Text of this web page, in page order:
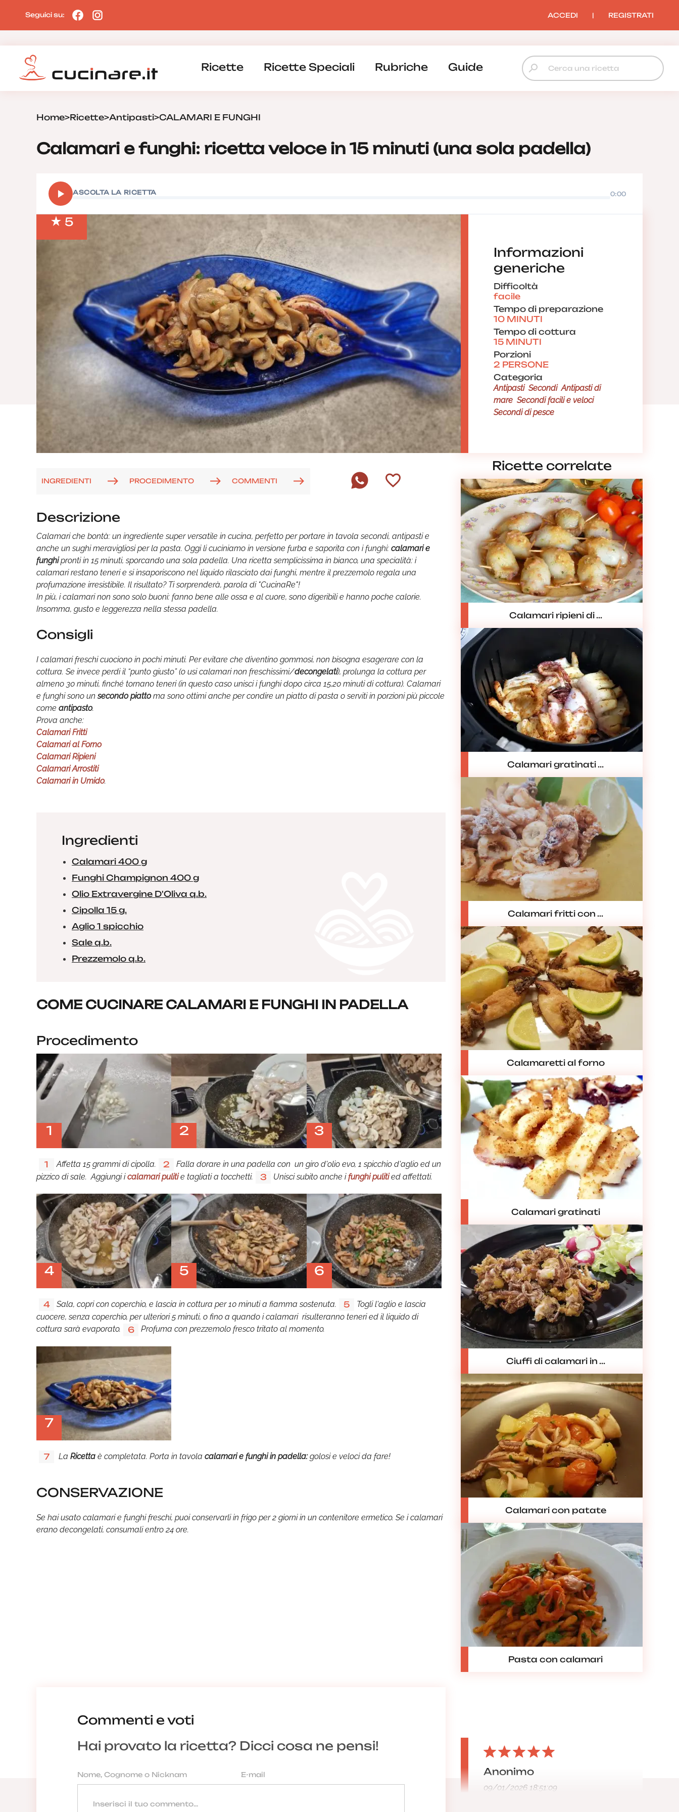
Seguici su: ACCEDI | REGISTRATI
Ricette Ricette Speciali Rubriche Guide
Home>Ricette>Antipasti>CALAMARI E FUNGHI
Calamari e funghi: ricetta veloce in 15 minuti (una sola padella)
▶ ASCOLTA LA RICETTA 0:00
5
Informazioni
generiche
Difficoltà
facile
Tempo di preparazione
10 MINUTI
Tempo di cottura
15 MINUTI
Porzioni
2 PERSONE
Categoria
Antipasti Secondi Antipasti di
mare Secondi facili e veloci
Secondi di pesce
INGREDIENTI PROCEDIMENTO COMMENTI
Descrizione
Calamari che bontà: un ingrediente super versatile in cucina, perfetto per portare in tavola secondi, antipasti e
anche un sughi meravigliosi per la pasta. Oggi li cuciniamo in versione furba e saporita con i funghi: calamari e
funghipronti in 15 minuti, sporcando una sola padella. Una ricetta semplicissima in bianco, una specialità: i
calamari restano teneri e si insaporiscono nel liquido rilasciato dai funghi, mentre il prezzemolo regala una
profumazione irresistibile. Il risultato? Ti sorprenderà, parola di "CucinaRe"!
In più, i calamari non sono solo buoni: fanno bene alle ossa e al cuore, sono digeribili e hanno poche calorie.
Insomma, gusto e leggerezza nella stessa padella.
Consigli
I calamari freschi cuociono in pochi minuti. Per evitare che diventino gommosi, non bisogna esagerare con la
cottura. Se invece perdi il “punto giusto” (o usi calamari non freschissimi/decongelati), prolunga la cottura per
almeno 30 minuti, finché tornano teneri (in questo caso unisci i funghi dopo circa 15,20 minuti di cottura). Calamari
e funghi sono unsecondo piattoma sono ottimi anche per condire un piatto di pasta o serviti in porzioni più piccole
come antipasto.
Prova anche:
Calamari Fritti
Calamari al Forno
Calamari Ripieni
Calamari Arrostiti
Calamari in Umido.
Ingredienti
Calamari 400 g
Funghi Champignon 400 g
Olio Extravergine D'Oliva q.b.
Cipolla 15 g.
Aglio 1 spicchio
Sale q.b.
Prezzemolo q.b.
COME CUCINARE CALAMARI E FUNGHI IN PADELLA
Procedimento
1 2 3
1 Affetta 15 grammi di cipolla. 2
Falla dorare in una padella con un giro d'olio evo, 1 spicchio d'aglio ed un
pizzico di sale. Aggiungi icalamari pulitie tagliati a tocchetti. 3 Unisci subito anche ifunghi pulitied affettati.
4 5 6
4 Sala, copri con coperchio, e lascia in cottura per 10 minuti a fiamma sostenuta. 5
Togli l'aglio e lascia
cuocere, senza coperchio, per ulteriori 5 minuti, o fino a quando i calamari risulteranno teneri ed il liquido di
cottura sarà evaporato.
6 Profuma con prezzemolo fresco tritato al momento.
7
7 La Ricetta è completata. Porta in tavola calamari e funghi in padella:golosi e veloci da fare!
CONSERVAZIONE
Se hai usato calamari e funghi freschi, puoi conservarli in frigo per 2 giorni in un contenitore ermetico. Se i calamari
erano decongelati, consumali entro 24 ore.
Ricette correlate
Calamari ripieni di ...
Calamari gratinati ...
Calamari fritti con ...
Calamaretti al forno
Calamari gratinati
Ciuffi di calamari in ...
Calamari con patate
Pasta con calamari
Commenti e voti
Hai provato la ricetta? Dicci cosa ne pensi!
Anonimo
09/01/2026 18:51:09